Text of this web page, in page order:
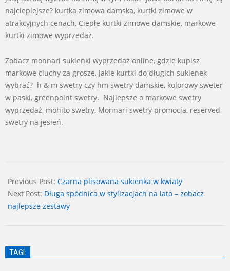
najcieplejsze? kurtka zimowa damska, kurtki zimowe w
atrakcyjnych cenach, Ciepłe kurtki zimowe damskie, markowe
kurtki zimowe wyprzedaż.
Zobacz monnari sukienki wyprzedaż online, gdzie kupisz
markowe ciuchy za grosze, Jakie kurtki do długich sukienek
wybrać? h & m swetry czy hm swetry damskie, kolorowy sweter
w paski, greenpoint swetry. Najlepsze o markowe swetry
wyprzedaż, mohito swetry, Monnari swetry promocja, reserved
swetry na jesień.
09-
08
Previous Post: Czarna plisowana sukienka w kwiaty
Next Post: Długa spódnica w stylizacjach na lato – zobacz
najlepsze zestawy
TAGI: